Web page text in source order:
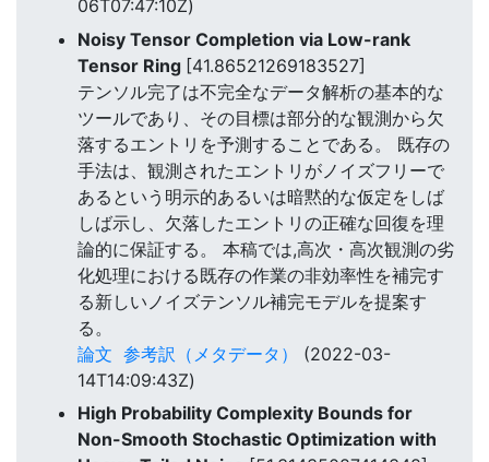
06T07:47:10Z)
Noisy Tensor Completion via Low-rank
Tensor Ring [41.86521269183527]
テンソル完了は不完全なデータ解析の基本的な
ツールであり、その目標は部分的な観測から欠
落するエントリを予測することである。 既存の
手法は、観測されたエントリがノイズフリーで
あるという明示的あるいは暗黙的な仮定をしば
しば示し、欠落したエントリの正確な回復を理
論的に保証する。 本稿では,高次・高次観測の劣
化処理における既存の作業の非効率性を補完す
る新しいノイズテンソル補完モデルを提案す
る。
論文 参考訳（メタデータ）
(2022-03-
14T14:09:43Z)
High Probability Complexity Bounds for
Non-Smooth Stochastic Optimization with